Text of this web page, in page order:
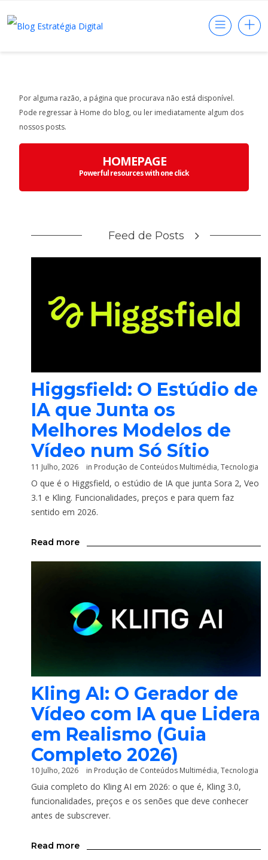
Por alguma razão, a página que procurava não está disponível.
Pode regressar à Home do blog, ou ler imediatamente algum dos
nossos posts.
HOMEPAGE
Powerful resources with one click
Feed de Posts
Higgsfield: O Estúdio de
IA que Junta os
Melhores Modelos de
Vídeo num Só Sítio
11 Julho, 2026 in Produção de Conteúdos Multimédia, Tecnologia
O que é o Higgsfield, o estúdio de IA que junta Sora 2, Veo
3.1 e Kling. Funcionalidades, preços e para quem faz
sentido em 2026.
Read more
Kling AI: O Gerador de
Vídeo com IA que Lidera
em Realismo (Guia
Completo 2026)
10 Julho, 2026 in Produção de Conteúdos Multimédia, Tecnologia
Guia completo do Kling AI em 2026: o que é, Kling 3.0,
funcionalidades, preços e os senões que deve conhecer
antes de subscrever.
Read more